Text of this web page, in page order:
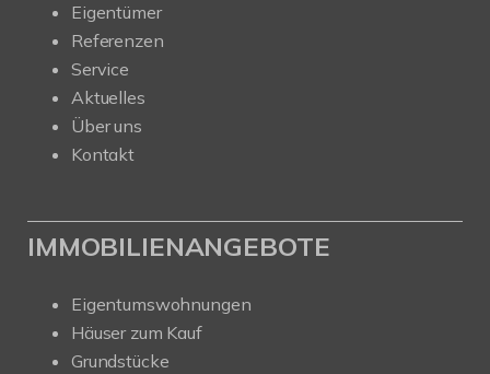
Eigentümer
Referenzen
Service
Aktuelles
Über uns
Kontakt
IMMOBILIENANGEBOTE
Eigentumswohnungen
Häuser zum Kauf
Grundstücke